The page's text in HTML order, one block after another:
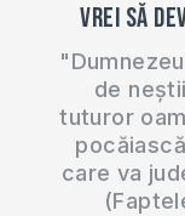
Vrei să
de
tuturor
care va